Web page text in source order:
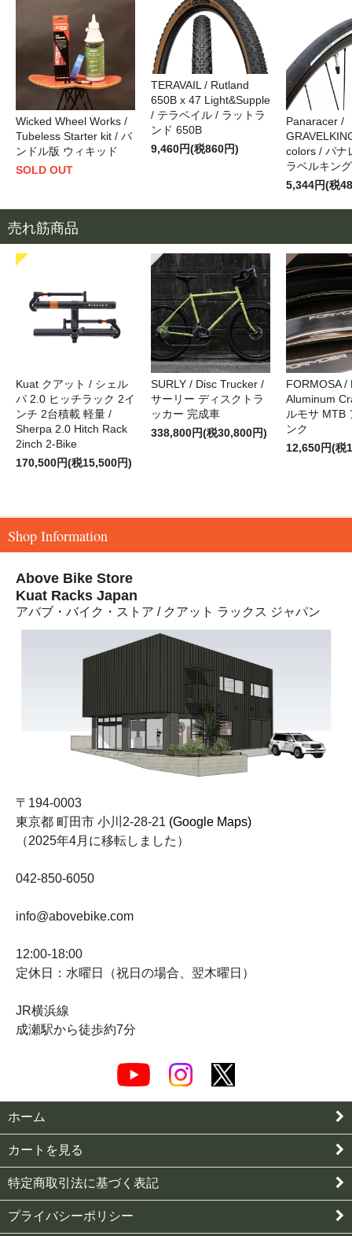
Wicked Wheel Works /
Tubeless Starter kit / バ
ンドル版 ウィキッド
SOLD OUT
TERAVAIL / Rutland
650B x 47 Light&Supple
/ テラベイル / ラットラ
ンド 650B
9,460円(税860円)
Panaracer /
colors / パナ
ラベルキング
5,344円(税
売れ筋商品
Kuat クアット / シェル
パ 2.0 ヒッチラック 2イ
ンチ 2台積載 軽量 /
Sherpa 2.0 Hitch Rack
2inch 2-Bike
170,500円(税15,500円)
SURLY / Disc Trucker /
サーリー ディスクトラ
ッカー 完成車
338,800円(税30,800円)
FORMOSA /
Aluminum
ルモサ MTB
ンク
12,650円(税
Shop Information
Above Bike Store
Kuat Racks Japan
アバブ・バイク・ストア / クアット ラックス ジャパン
〒194-0003
東京都 町田市 小川2-28-21 (Google Maps)
（2025年4月に移転しました）
042-850-6050
info@abovebike.com
12:00-18:00
定休日：水曜日（祝日の場合、翌木曜日）
JR横浜線
成瀬駅から徒歩約7分
ホーム
カートを見る
特定商取引法に基づく表記
プライバシーポリシー